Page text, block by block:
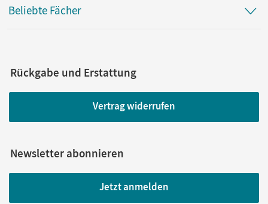
Beliebte Fächer
Rückgabe und Erstattung
Vertrag widerrufen
Newsletter abonnieren
Jetzt anmelden